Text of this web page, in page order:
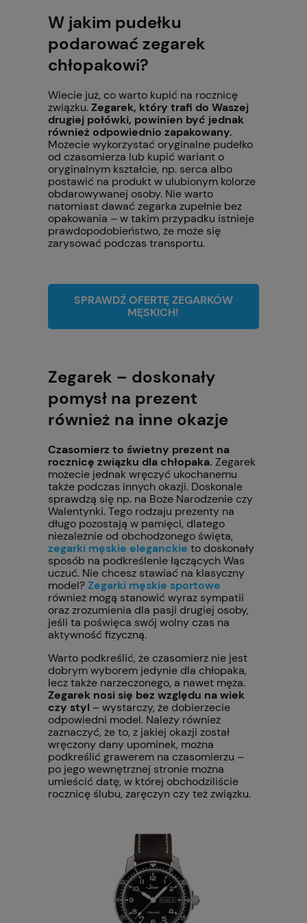
W jakim pudełku
podarować zegarek
chłopakowi?
Wiecie już, co warto kupić na rocznicę
związku.Zegarek, który trafi do Waszej
drugiej połówki, powinien być jednak
również odpowiednio zapakowany.
Możecie wykorzystać oryginalne pudełko
od czasomierza lub kupić wariant o
oryginalnym kształcie, np. serca albo
postawić na produkt w ulubionym kolorze
obdarowywanej osoby. Nie warto
natomiast dawać zegarka zupełnie bez
opakowania – w takim przypadku istnieje
prawdopodobieństwo, że może się
zarysować podczas transportu.
SPRAWDŹ OFERTĘ ZEGARKÓW
MĘSKICH!
Zegarek – doskonały
pomysł na prezent
również na inne okazje
Czasomierz to świetny prezent na
rocznicę związku dla chłopaka.Zegarek
możecie jednak wręczyć ukochanemu
także podczas innych okazji. Doskonale
sprawdzą się np. na Boże Narodzenie czy
Walentynki. Tego rodzaju prezenty na
długo pozostają w pamięci, dlatego
niezależnie od obchodzonego święta,
zegarki męskie eleganckie to doskonały
sposób na podkreślenie łączących Was
uczuć. Nie chcesz stawiać na klasyczny
model?Zegarki męskie sportowe
również mogą stanowić wyraz sympatii
oraz zrozumienia dla pasji drugiej osoby,
jeśli ta poświęca swój wolny czas na
aktywność fizyczną.
Warto podkreślić, że czasomierz nie jest
dobrym wyborem jedynie dla chłopaka,
lecz także narzeczonego, a nawet męża.
Zegarek nosi się bez względu na wiek
czy styl – wystarczy, że dobierzecie
odpowiedni model. Należy również
zaznaczyć, że to, z jakiej okazji został
wręczony dany upominek, można
podkreślić grawerem na czasomierzu –
po jego wewnętrznej stronie można
umieścić datę, w której obchodziliście
rocznicę ślubu, zaręczyn czy też związku.